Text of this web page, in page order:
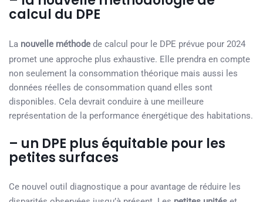
calcul du DPE
La nouvelle méthode de calcul pour le DPE prévue pour 2024
promet une approche plus exhaustive. Elle prendra en compte
non seulement la consommation théorique mais aussi les
données réelles de consommation quand elles sont
disponibles. Cela devrait conduire à une meilleure
représentation de la performance énergétique des habitations.
– un DPE plus équitable pour les
petites surfaces
Ce nouvel outil diagnostique a pour avantage de réduire les